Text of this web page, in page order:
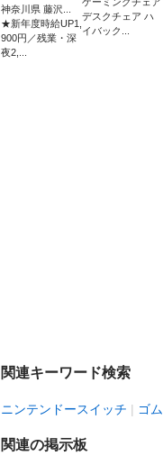
神奈川県 藤沢...
★新年度時給UP1,
900円／残業・深
夜2,...
デスクチェア ハ
イバック...
関連キーワード検索
ニンテンドースイッチ ゴム
関連の掲示板